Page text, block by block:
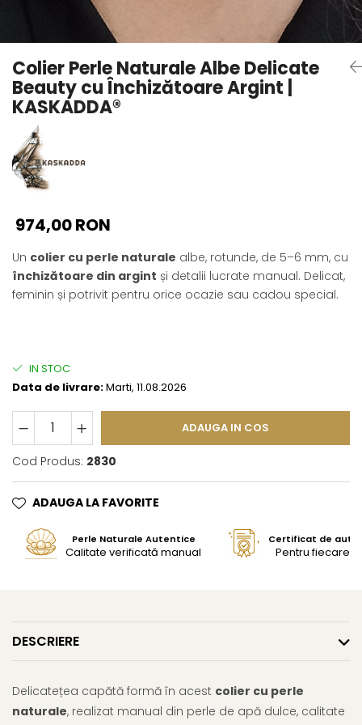
Seturi Perle cu Argint
Pandantive cu Perle
Brose cu Perle
Colier Perle Naturale Albe Delicate
Beauty cu Închizătoare Argint |
KASKADDA®
974,00 RON
Un colier cu perle naturale albe, rotunde, de 5–6 mm, cu
închizătoare din argint și detalii lucrate manual. Delicat,
feminin și potrivit pentru orice ocazie sau cadou special.
IN STOC
Data de livrare:Marti, 11.08.2026
ADAUGA IN COS
Cod Produs: 2830
ADAUGA LA FAVORITE
Perle Naturale Autentice
Calitate verificată manual
Certificat de
Pentru fiecare
DESCRIERE
Delicatețea capătă formă în acest colier cu perle
naturale, realizat manual din perle de apă dulce, calitate